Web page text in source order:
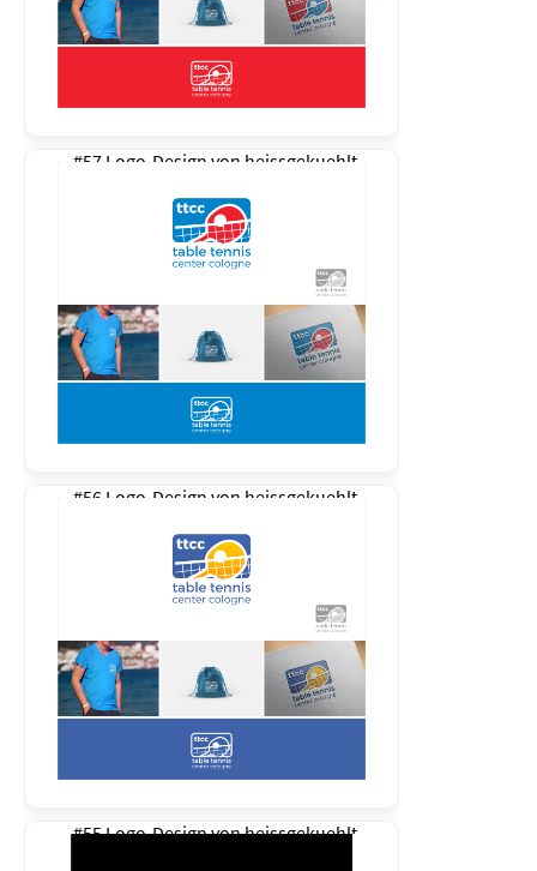
#57 Logo-Design von heissgekuehlt
#56 Logo-Design von heissgekuehlt
#55 Logo-Design vonheissgekuehlt